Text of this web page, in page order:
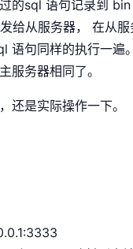
的sql 语句记录到
给从服务器， 在从
语句同样的执行一遍
服务器相同了。
还是实际操作一下。